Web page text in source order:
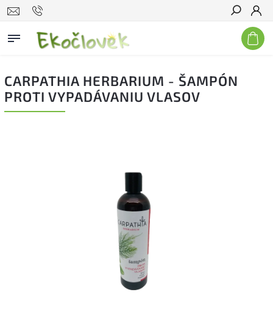
Hľadať
CARPATHIA HERBARIUM - ŠAMPÓN
PROTI VYPADÁVANIU VLASOV